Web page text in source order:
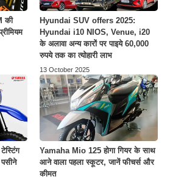
की
Hyundai SUV offers 2025:
Hyundai i10 NIOS, Venue, i20
के अलावा अन्य कारों पर पाइये 60,000
रुपये तक का त्योहारी लाभ
13 October 2025
Yamaha Mio 125 होगा गियर के साथ
आने वाला पहला स्कूटर, जानें फीचर्स और
कीमत